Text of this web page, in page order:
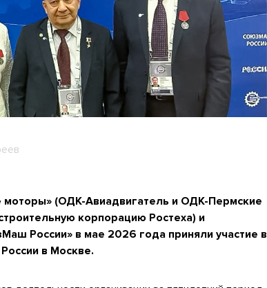
(ОДК-Авиадвигатель и ОДК-Пермские
корпорацию Ростеха) и
России» в мае 2026 года приняли участие в
в Москве.